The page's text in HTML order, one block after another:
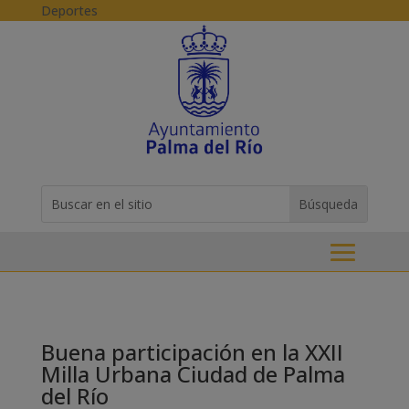
Skip to content
Deportes
for...
Buena participación en la XXII
Milla Urbana Ciudad de Palma
del Río